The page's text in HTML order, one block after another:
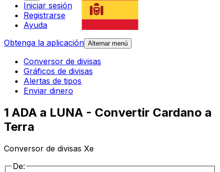
Iniciar sesión
Registrarse
Ayuda
Obtenga la aplicación Alternar menú
Conversor de divisas
Gráficos de divisas
Alertas de tipos
Enviar dinero
1 ADA a LUNA - Convertir Cardano a
Terra
Conversor de divisas Xe
De: